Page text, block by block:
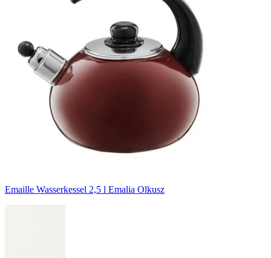
Emaille Wasserkessel 2,5 l Emalia Olkusz